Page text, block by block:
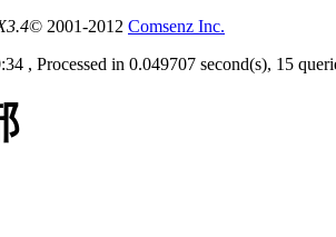
© 2001-2012 Comsenz Inc.
, Processed in 0.049707 second(s), 15